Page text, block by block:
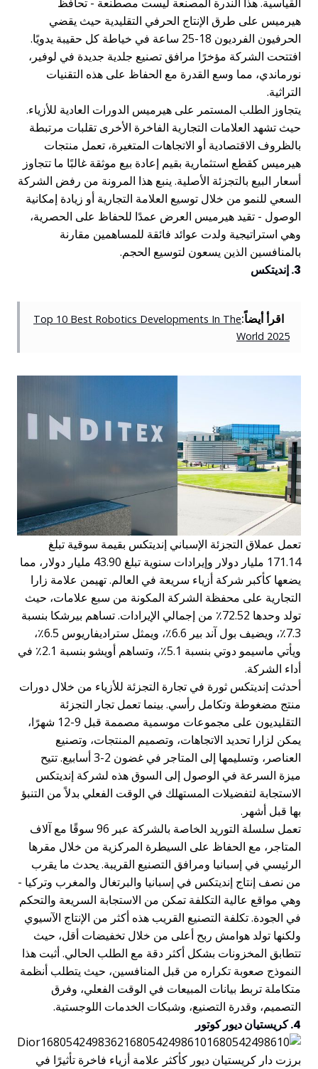
هيرميس على طرق الإنتاج الحرفي التقليدية حيث يقضي
الحرفيون الفرديون 18-25 ساعة في خياطة كل حقيبة يدويًا.
افتتحت الشركة مؤخرًا مرافق تصنيع جلدية جديدة في لوفير،
نورماندي، مما وسع القدرة مع الحفاظ على هذه التقنيات
التراثية.
يتجاوز الطلب المستمر على هيرميس الدورات العادية للأزياء.
حيث تشهد العلامات التجارية الفاخرة الأخرى تقلبات مرتبطة
بالظروف الاقتصادية أو الاتجاهات المتغيرة، تعمل منتجات
هيرميس كقطع استثمارية بقيم إعادة بيع موثقة غالبًا ما تتجاوز
أسعار البيع بالتجزئة الأصلية. ينبع هذا المرونة من رفض الشركة
السعي للنمو من خلال توسيع العلامة التجارية أو زيادة إمكانية
الوصول - تقيد هيرميس العرض عمدًا للحفاظ على الحصرية،
وهي استراتيجية ولدت عوائد فائقة للمساهمين مقارنة
بالمنافسين الذين يسعون لتوسيع الحجم.
3. إنديتكس
اقرأ أيضاً:Top 10 Best Robotics Developments In The
World 2025
تعمل عملاق التجزئة الإسباني إنديتكس بقيمة سوقية تبلغ
171.14 مليار دولار وإيرادات سنوية تبلغ 43.90 مليار دولار، مما
يضعها كأكبر شركة أزياء سريعة في العالم. تهيمن علامة زارا
التجارية على محفظة الشركة المكونة من سبع علامات، حيث
تولد وحدها 72.52٪ من إجمالي الإيرادات. تساهم بيرشكا بنسبة
7.3٪، ويضيف بول آند بير 6.6٪، ويمثل ستراديفاريوس 6.5٪،
ويأتي ماسيمو دوتي بنسبة 5.1٪، وتساهم أويشو بنسبة 2.1٪ في
أداء الشركة.
أحدثت إنديتكس ثورة في تجارة التجزئة للأزياء من خلال دورات
منتج مضغوطة وتكامل رأسي. بينما تعمل تجار التجزئة
التقليديون على مجموعات موسمية مصممة قبل 9-12 شهرًا،
يمكن لزارا تحديد الاتجاهات، وتصميم المنتجات، وتصنيع
العناصر، وتسليمها إلى المتاجر في غضون 2-3 أسابيع. تتيح
ميزة السرعة في الوصول إلى السوق هذه لشركة إنديتكس
الاستجابة لتفضيلات المستهلك في الوقت الفعلي بدلاً من التنبؤ
بها قبل أشهر.
تعمل سلسلة التوريد الخاصة بالشركة عبر 96 سوقًا مع آلاف
المتاجر، مع الحفاظ على السيطرة المركزية من خلال مقرها
الرئيسي في إسبانيا ومرافق التصنيع القريبة. يحدث ما يقرب
من نصف إنتاج إنديتكس في إسبانيا والبرتغال والمغرب وتركيا -
وهي مواقع عالية التكلفة تمكن من الاستجابة السريعة والتحكم
في الجودة. تكلفة التصنيع القريب هذه أكثر من الإنتاج الآسيوي
ولكنها تولد هوامش ربح أعلى من خلال تخفيضات أقل، حيث
تتطابق المخزونات بشكل أكثر دقة مع الطلب الحالي. أثبت هذا
النموذج صعوبة تكراره من قبل المنافسين، حيث يتطلب أنظمة
متكاملة تربط بيانات المبيعات في الوقت الفعلي، وفرق
التصميم، وقدرة التصنيع، وشبكات الخدمات اللوجستية.
4. كريستيان ديور كوتور
برزت دار كريستيان ديور كأكثر علامة أزياء فاخرة تأثيرًا في